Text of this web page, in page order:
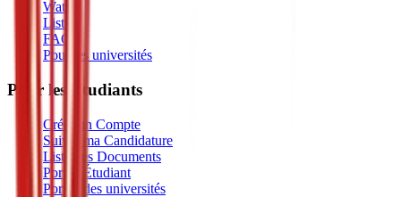
Watch
Listen
FAQ
Pour les universités
Pour les Étudiants
Créer un Compte
Suivre ma Candidature
Liste des Documents
Portail Étudiant
Portail des universités